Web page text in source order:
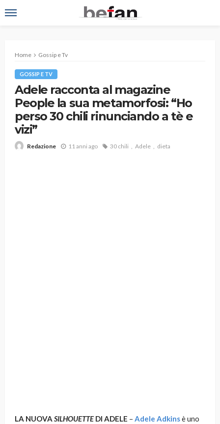
Home Gossip e Tv
GOSSIP E TV
Adele racconta al magazine
People la sua metamorfosi: “Ho
perso 30 chili rinunciando a tè e
vizi”
Redazione 11 anni ago 30 chili Adele dieta
LA NUOVA SILHOUETTEDI ADELE – Adele Adkinsè uno